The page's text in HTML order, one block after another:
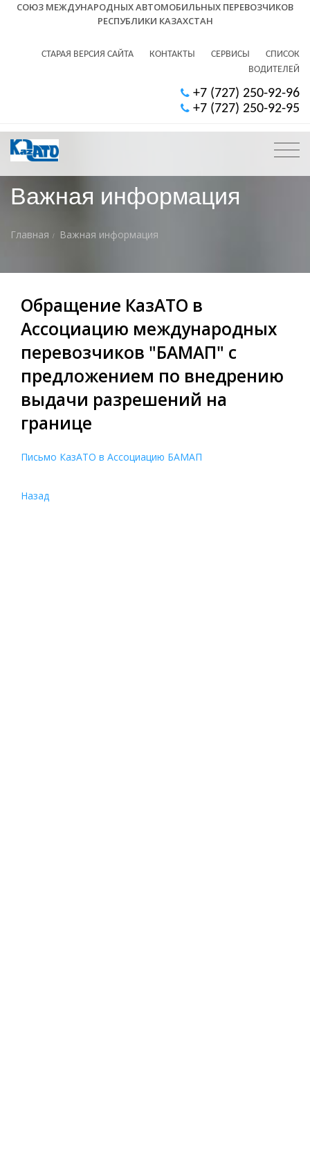
СОЮЗ МЕЖДУНАРОДНЫХ АВТОМОБИЛЬНЫХ ПЕРЕВОЗЧИКОВ
РЕСПУБЛИКИ КАЗАХСТАН
СТАРАЯ ВЕРСИЯ САЙТА КОНТАКТЫ СЕРВИСЫ
СПИСОК
ВОДИТЕЛЕЙ
+7 (727) 250-92-96
+7 (727) 250-92-95
Важная информация
Главная Важная информация
Обращение КазАТО в
Ассоциацию международных
перевозчиков "БАМАП" с
предложением по внедрению
выдачи разрешений на
границе
Письмо КазАТО в Ассоциацию БАМАП
Назад